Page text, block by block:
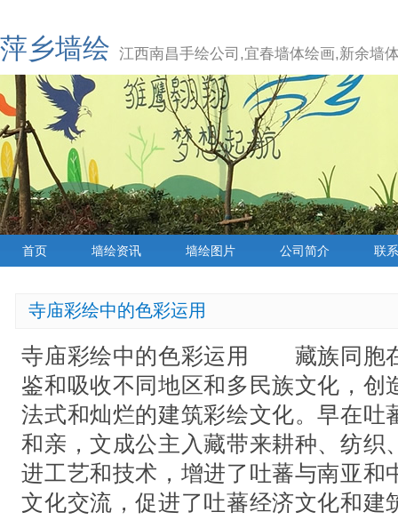
萍乡墙绘 江西南昌手绘公司,宜春墙体绘画,新余墙
首页 墙绘资讯 墙绘图片 公司简介 联
寺庙彩绘中的色彩运用
寺庙彩绘中的色彩运用 藏族同胞
鉴和吸收不同地区和多民族文化，创
法式和灿烂的建筑彩绘文化。早在吐
和亲，文成公主入藏带来耕种、纺织
进工艺和技术，增进了吐蕃与南亚和
文化交流，促进了吐蕃经济文化和建